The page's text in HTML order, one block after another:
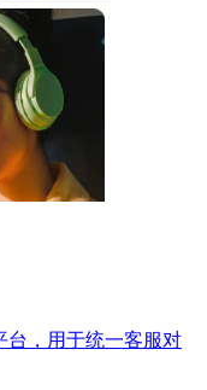
台，用于统一客服对